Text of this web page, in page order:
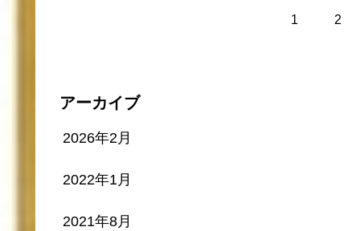
1 2
アーカイブ
2026年2月
2022年1月
2021年8月